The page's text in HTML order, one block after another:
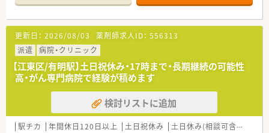
【法人特徴について】
■東京都と神奈川県において計2店舗の調剤薬局を展開してお
り、地域に密着した医療サービスを提供しています。
■自分のゴールを見据えて仕事を通じて人間的な成長を続ける
ことを経営理念に掲げている成長企業です。
■代表自身が薬剤師として現場に立って管理業務を行っている
ため、現場の意見が通りやすい風通しの良い会社です。
【求人について】
■パートタイムでの募集となっており、ご経験や勤務条件を考慮
して時給2100円～2300円の支給です。
■日曜日に勤務していただける場合は時給2400円となるため、
更新日： 2026/08/03 薬剤師求人ID： 556313
派遣
病院・クリニック
【江東区/有明駅】土日祝休み・17時まで・長期継続の可能性
高・がん専門病院で経験が積めます
検討リストに追加
駅チカ 年間休日120日以上 土日祝休み 土日休み(相談可含む)